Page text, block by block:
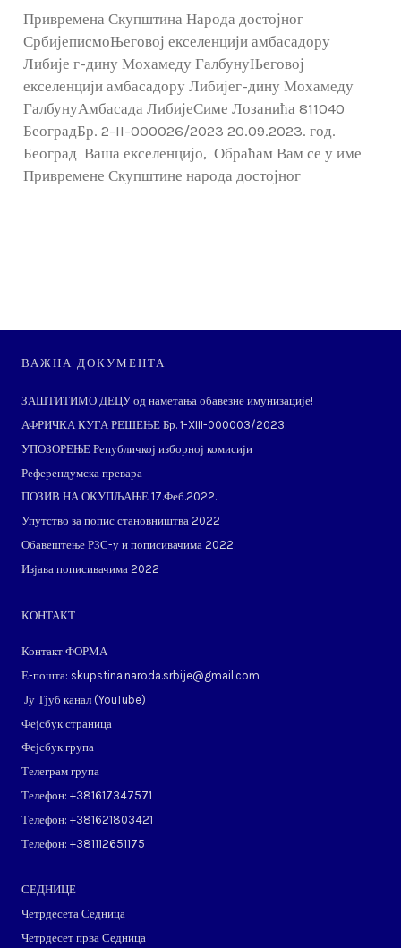
Привремена Скупштина Народа достојног
СрбијеписмоЊеговој екселенцији амбасадору
Либије г-дину Мохамеду ГалбунуЊеговој
екселенцији амбасадору Либијег-дину Мохамеду
ГалбунуАмбасада ЛибијеСиме Лозанића 811040
БеоградБр. 2-II-000026/2023 20.09.2023. год.
Београд Ваша екселенцијо, Обраћам Вам се у име
Привремене Скупштине народа достојног
ВАЖНА ДОКУМЕНТА
ЗАШТИТИМО ДЕЦУ од наметања обавезне имунизације!
АФРИЧКА КУГА РЕШЕЊЕ Бр. 1-XIII-000003/2023.
УПОЗОРЕЊЕ Републичкој изборној комисији
Референдумска превара
ПОЗИВ НА ОКУПЉАЊЕ 17.Феб.2022.
Упутство за попис становништва 2022
Обавештење РЗС-у и пописивачима 2022.
Изјава пописивачима 2022
КОНТАКТ
Контакт ФОРМА
Е-пошта: skupstina.naroda.srbije@gmail.com
Ју Тјуб канал (YouTube)
Фејсбук страница
Фејсбук група
Телеграм група
Телефон: ​+381617347571
Телефон: ​+381621803421
Телефон: ​+381112651175
СЕДНИЦЕ
Четрдесета Седница
Четрдесет прва Седница